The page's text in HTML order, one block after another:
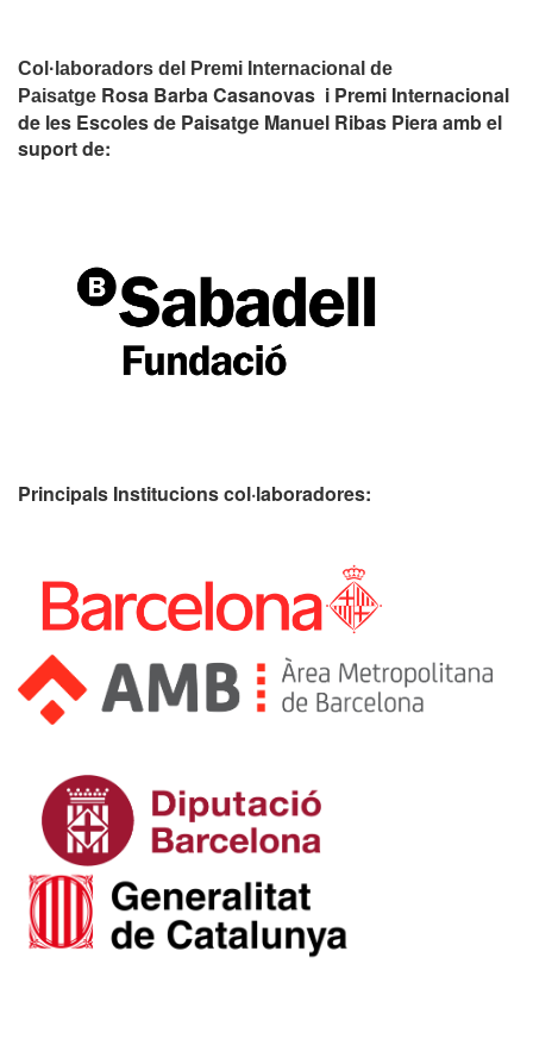
Col·laboradors del Premi Internacional de
Paisatge Rosa Barba Casanovas i Premi Internacional
de les Escoles de Paisatge Manuel Ribas Piera amb el
suport de:
Principals Institucionscol·laboradores: